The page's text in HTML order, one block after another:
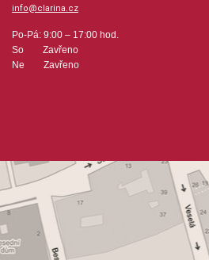
hudební úprava: melodie
Obsahuje:
AmarilloBarranquillaBobby's
CampanellaCantilenaCzardasEarly
info@clarina.cz
Po-Pá: 9:00 – 17:00 hod.
So Zavřeno
Ne Zavřeno